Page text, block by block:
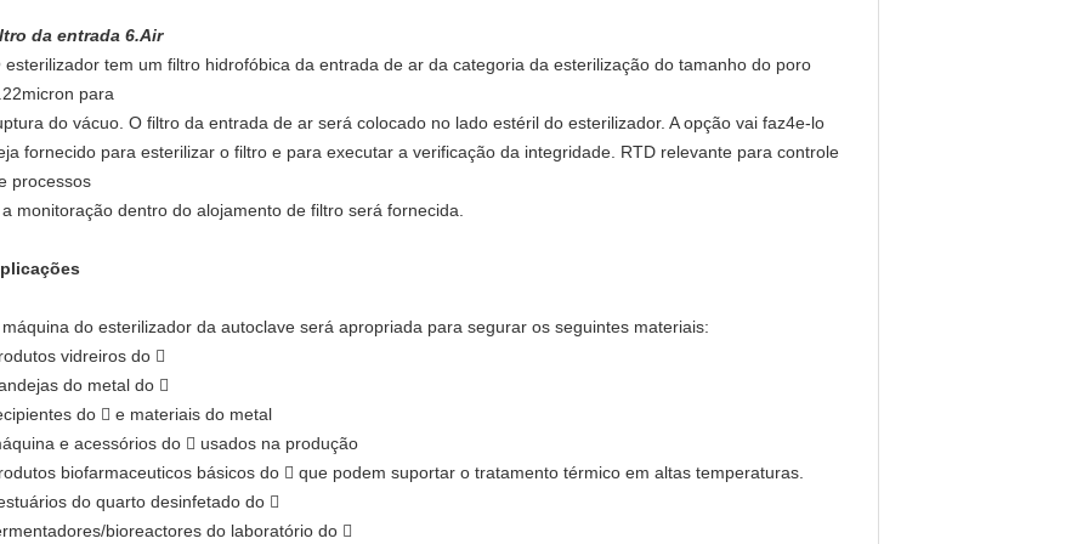
da entrada 6.Air
esterilizador tem um filtro hidrofóbica da entrada de ar da categoria da esterilização do tamanho do poro
para
do vácuo. O filtro da entrada de ar será colocado no lado estéril do esterilizador. A opção vai faz4e-lo
fornecido para esterilizar o filtro e para executar a verificação da integridade. RTD relevante para controle
processos
monitoração dentro do alojamento de filtro será fornecida.
máquina do esterilizador da autoclave será apropriada para segurar os seguintes materiais:
vidreiros do 
do metal do 
do  e materiais do metal
e acessórios do  usados na produção
biofarmaceuticos básicos do  que podem suportar o tratamento térmico em altas temperaturas.
do quarto desinfetado do 
bioreactores do laboratório do 